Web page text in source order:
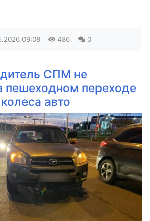
09:08 486 0
СПМ не
пешеходном переходе
авто